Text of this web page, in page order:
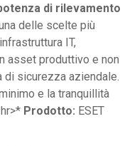
di rilevamento
delle scelte più
IT,
asset produttivo e non
di sicurezza aziendale.
e la tranquillità
Prodotto: ESET